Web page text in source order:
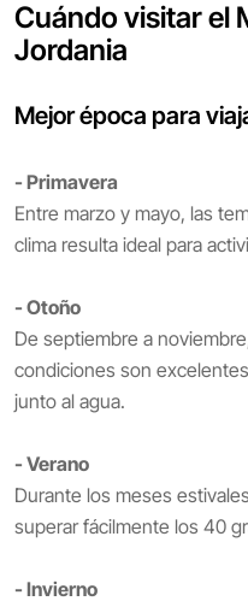
Cuándo visitar el
Jordania
Mejor época para
- Primavera
Entre marzo y mayo, las
clima resulta ideal para
- Otoño
De septiembre a
condiciones son
junto al agua.
- Verano
Durante los meses
superar fácilmente los 40
- Invierno